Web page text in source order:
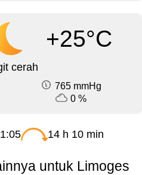
+25°C
cerah
765 mmHg
0 %
14 h 10 min
untuk Limoges